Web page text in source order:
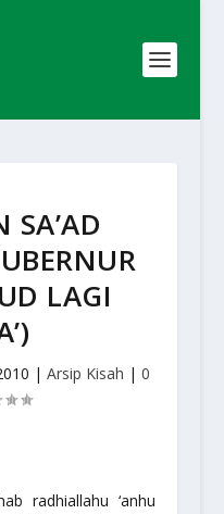
SA’AD
LAGI
| Arsip Kisah | 0
radhiallahu ‘anhu